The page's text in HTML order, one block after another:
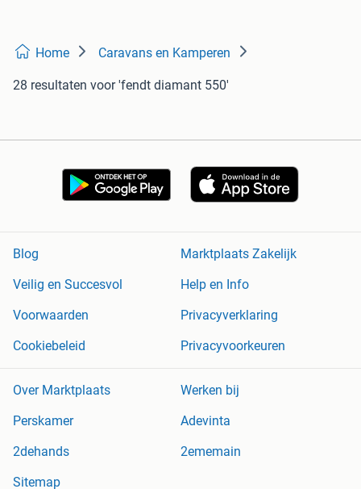
Home Caravans en Kamperen
28 resultaten voor 'fendt diamant 550'
Blog
Marktplaats Zakelijk
Veilig en Succesvol
Help en Info
Voorwaarden
Privacyverklaring
Cookiebeleid
Privacyvoorkeuren
Over Marktplaats
Werken bij
Perskamer
Adevinta
2dehands
2ememain
Sitemap